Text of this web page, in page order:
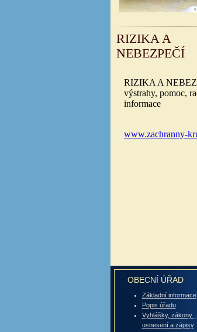
RIZIKA A
NEBEZPEČÍ
OBECNÍ ÚŘAD
Základní informace
Popis úřadu
Vyhlášky, zákony ,
usnesení a zápisy